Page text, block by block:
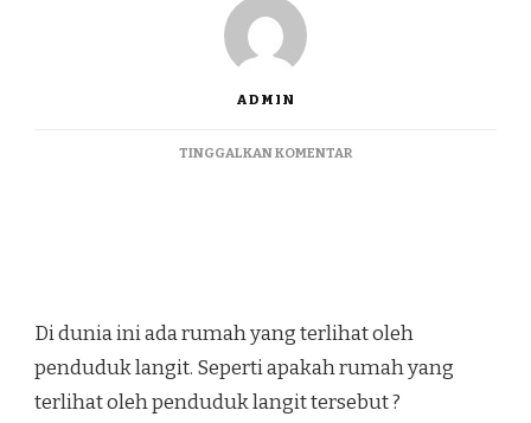
ADMIN
TINGGALKAN KOMENTAR
Di dunia ini ada rumah yang terlihat oleh
penduduk langit. Seperti apakah rumah yang
terlihat oleh penduduk langit tersebut ?